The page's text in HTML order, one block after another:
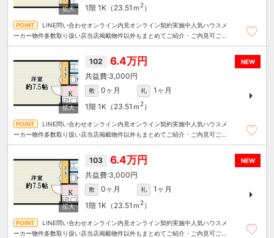
1階 1K（23.51ｍ 2）
LINE問い合わせオンライン内見オンライン契約実施中人気ハウスメ
ーカー物件多数取り扱い店当店掲載物件以外もまとめてご紹介・ご内見可ご予
NEW
102 6.4万円
3,000円
敷 0ヶ月 礼
1ヶ月
1階 1K（23.51ｍ 2）
LINE問い合わせオンライン内見オンライン契約実施中人気ハウスメ
ーカー物件多数取り扱い店当店掲載物件以外もまとめてご紹介・ご内見可ご予
NEW
103 6.4万円
3,000円
敷 0ヶ月 礼
1ヶ月
1階 1K（23.51ｍ 2）
LINE問い合わせオンライン内見オンライン契約実施中人気ハウスメ
ーカー物件多数取り扱い店当店掲載物件以外もまとめてご紹介・ご内見可ご予